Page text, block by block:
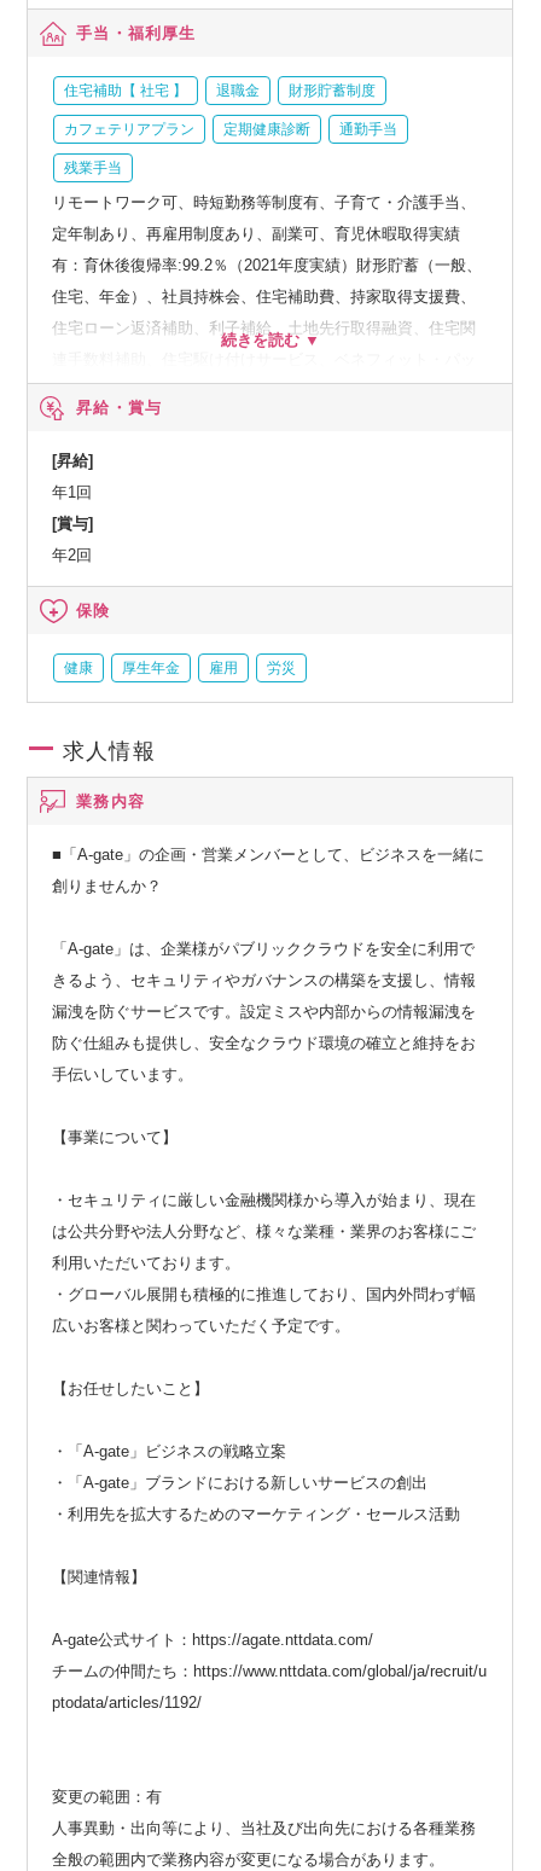
手当・福利厚生
住宅補助【 社宅 】 退職金 財形貯蓄制度
カフェテリアプラン 定期健康診断 通勤手当
残業手当
リモートワーク可、時短勤務等制度有、子育て・介護手当、
定年制あり、再雇用制度あり、副業可、育児休暇取得実績
有：育休後復帰率:99.2％（2021年度実績）財形貯蓄（一般、
住宅、年金）、社員持株会、住宅補助費、持家取得支援費、
住宅ローン返済補助、利子補給、土地先行取得融資、住宅関
介護支援サービス、結婚祝い金、弔慰料、災害見舞金など、
社員食堂、企業年金（企業年金基金、確定拠出年金）、電気
通信共済会(個人年金、遺児育英基金)
昇給・賞与
[昇給]
年1回
[賞与]
年2回
保険
健康 厚生年金 雇用 労災
求人情報
業務内容
■「A-gate」の企画・営業メンバーとして、ビジネスを一緒に
創りませんか？
「A-gate」は、企業様がパブリッククラウドを安全に利用で
きるよう、セキュリティやガバナンスの構築を支援し、情報
漏洩を防ぐサービスです。設定ミスや内部からの情報漏洩を
防ぐ仕組みも提供し、安全なクラウド環境の確立と維持をお
手伝いしています。
【事業について】
・セキュリティに厳しい金融機関様から導入が始まり、現在
は公共分野や法人分野など、様々な業種・業界のお客様にご
利用いただいております。
・グローバル展開も積極的に推進しており、国内外問わず幅
広いお客様と関わっていただく予定です。
【お任せしたいこと】
・「A-gate」ビジネスの戦略立案
・「A-gate」ブランドにおける新しいサービスの創出
・利用先を拡大するためのマーケティング・セールス活動
【関連情報】
A-gate公式サイト：https://agate.nttdata.com/
チームの仲間たち：https://www.nttdata.com/global/ja/recruit/u
ptodata/articles/1192/
変更の範囲：有
人事異動・出向等により、当社及び出向先における各種業務
全般の範囲内で業務内容が変更になる場合があります。